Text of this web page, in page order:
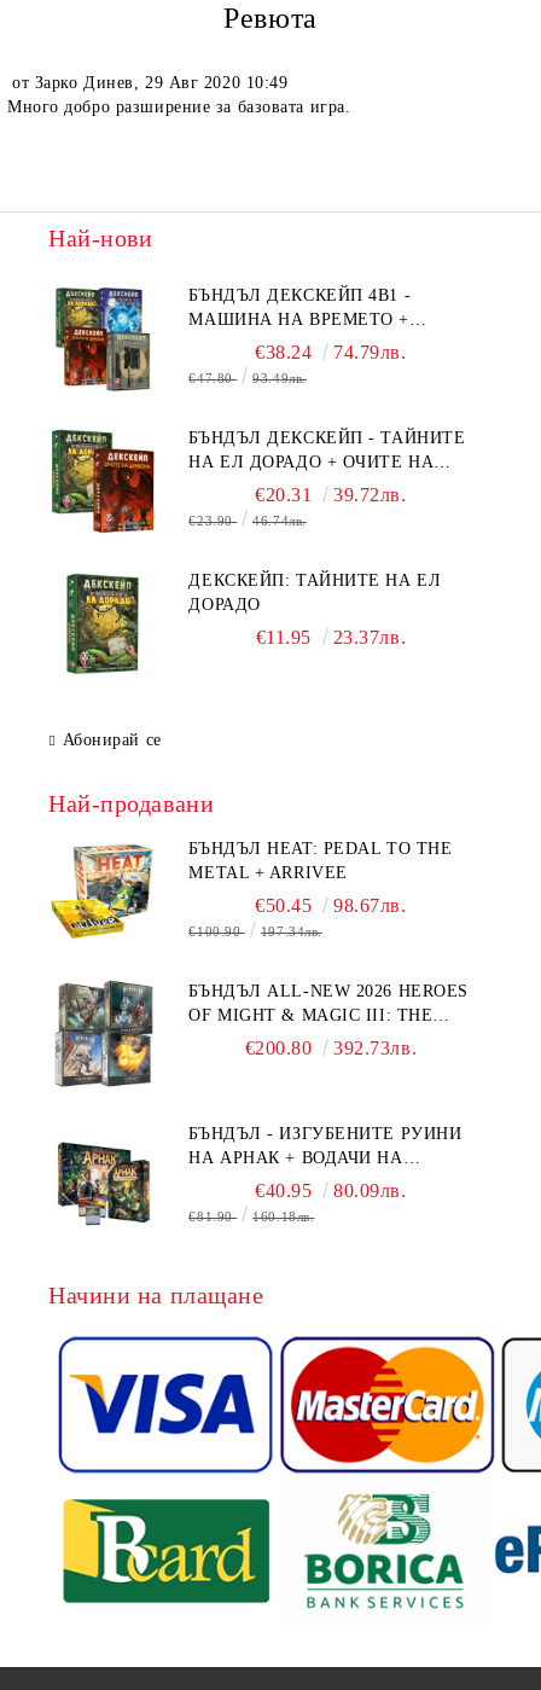
Ревюта
от Зарко Динев
29 Авг 2020 10:49
Много добро разширение за базовата игра.
Най-нови
БЪНДЪЛ ДЕКСКЕЙП 4В1 -
МАШИНА НА ВРЕМЕТО +
БЯГСТВО ОТ АЛКАТРАЗ +
ТАЙНИТЕ НА ЕЛ ДОРАДО +
€38.24 74.79лв.
€47.80 93.49лв.
БЪНДЪЛ ДЕКСКЕЙП - ТАЙНИТЕ
НА ЕЛ ДОРАДО + ОЧИТЕ НА
ДРАКОНА€20.31 39.72лв.
€23.90 46.74лв.
ДЕКСКЕЙП: ТАЙНИТЕ НА ЕЛ
ДОРАДО
€11.95 23.37лв.
Абонирай се
Най-продавани
БЪНДЪЛ HEAT: PEDAL TO THE
METAL + ARRIVEE
€50.45 98.67лв.
€100.90 197.34лв.
БЪНДЪЛ ALL-NEW 2026 HEROES
OF MIGHT & MAGIC III: THE
BOARD GAME EXPANSIONS -
€200.80 392.73лв.
БЪНДЪЛ - ИЗГУБЕНИТЕ РУИНИ
НА АРНАК + ВОДАЧИ НА
ЕКСПЕДИЦИИ + ПРОМО КАРТИ
БЕЗПЛАТНО
€40.95 80.09лв.
€81.90 160.18лв.
Начини на плащане